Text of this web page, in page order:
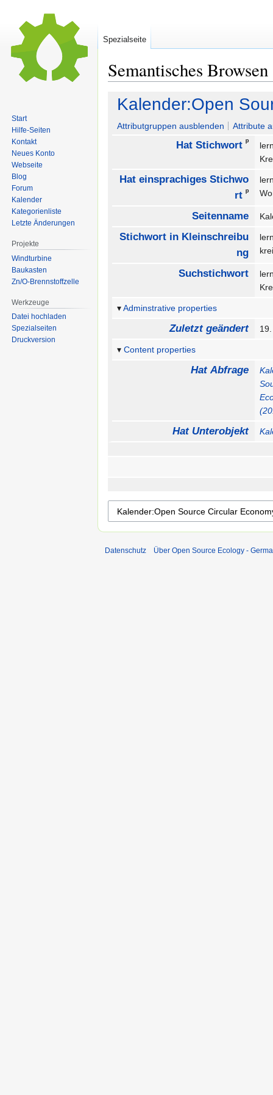
Semantisches Browsen
Zur
Navigation
springen
Zur
Suche
springen
Kalender:Open
Attributgruppen ausblenden Attribute
Hat Stichwort ᵖ
Hat einsprachiges Stichwo
rt ᵖ
Seitenname
Stichwort in Kleinschreibu
ng
Suchstichwort
Adminstrative properties
Zuletzt geändert
Content properties
Hat Abfrage
Hat Unterobjekt
Spezialseite
Start
Hilfe-Seiten
Kontakt
Neues Konto
Webseite
Blog
Forum
Kalender
Kategorienliste
Letzte Änderungen
Projekte
Windturbine
Baukasten
Zn/O-Brennstoffzelle
Werkzeuge
Datei hochladen
Spezialseiten
Druckversion
Datenschutz Über Open Source Ecology -